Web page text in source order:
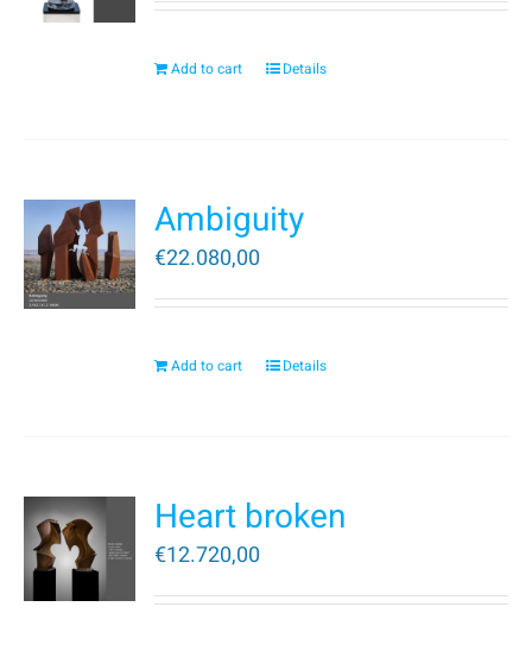
Add to cart Details
Ambiguity
€22.080,00
Add to cart Details
Heart broken
€12.720,00